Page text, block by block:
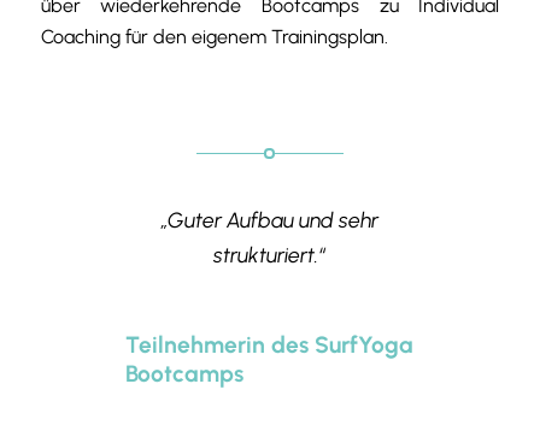
über wiederkehrende Bootcamps zu Individual
Coaching für den eigenem Trainingsplan.
„Guter Aufbau und sehr
strukturiert.“
Teilnehmerin des SurfYoga
Bootcamps